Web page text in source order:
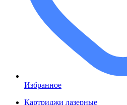
Избранное
Картриджи лазерные